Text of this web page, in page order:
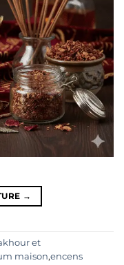
→
et
maison,encens